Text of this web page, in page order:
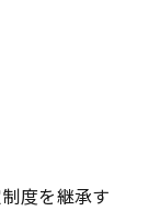
度を継承す